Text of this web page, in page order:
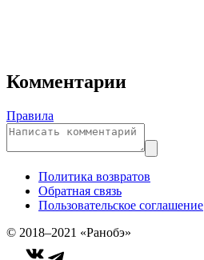
Комментарии
Правила
Политика возвратов
Обратная связь
Пользовательское соглашение
© 2018–2021 «Ранобэ»